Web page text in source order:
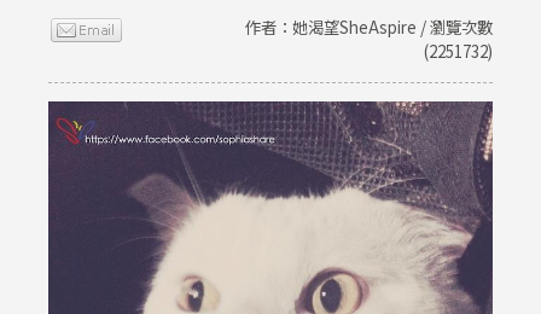
作者：她渴望SheAspire / 瀏覽次數
(2251732)